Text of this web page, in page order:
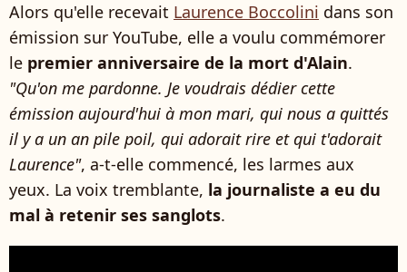
Alors qu'elle recevait Laurence Boccolini dans son
émission sur YouTube, elle a voulu commémorer
le premier anniversaire de la mort d'Alain.
"Qu'on me pardonne. Je voudrais dédier cette
émission aujourd'hui à mon mari, qui nous a quittés
il y a un an pile poil, qui adorait rire et qui t'adorait
Laurence", a-t-elle commencé, les larmes aux
yeux. La voix tremblante, la journaliste a eu du
mal à retenir ses sanglots.